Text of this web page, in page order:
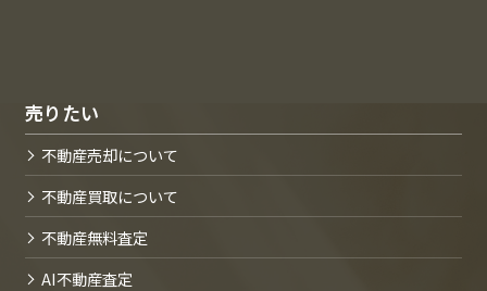
売りたい
不動産売却について
不動産買取について
不動産無料査定
AI不動産査定